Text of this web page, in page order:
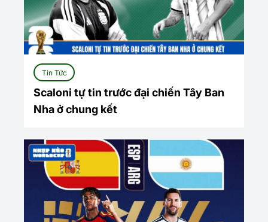
Tin Tức
Scaloni tự tin trước đại chiến Tây Ban
Nha ở chung kết